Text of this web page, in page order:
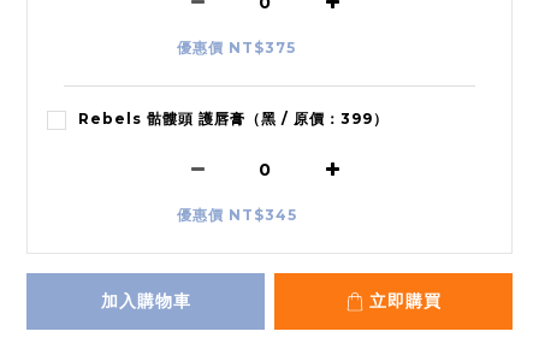
優惠價 NT$375
Rebels 骷髏頭 護唇膏（黑 / 原價：399）
優惠價 NT$345
加入購物車 立即購買